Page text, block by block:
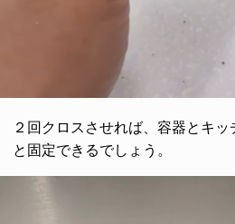
２回クロスさせれば、容器とキ
と固定できるでしょう。